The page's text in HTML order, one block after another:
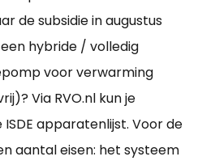
de subsidie in augustus
hybride / volledig
voor verwarming
Via RVO.nl kun je
apparatenlijst. Voor de
aantal eisen: het systeem